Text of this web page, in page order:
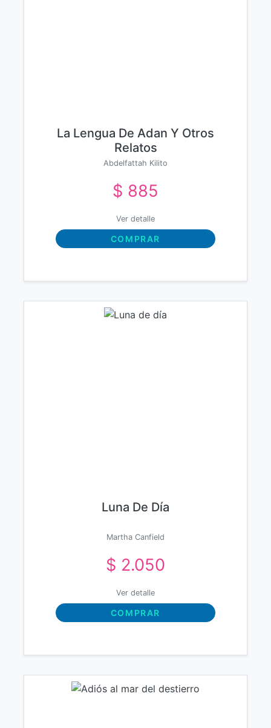
La Lengua De Adan Y Otros
Relatos
Abdelfattah Kilito
$ 885
Ver detalle
COMPRAR
Luna De Día
Martha Canfield
$ 2.050
Ver detalle
COMPRAR